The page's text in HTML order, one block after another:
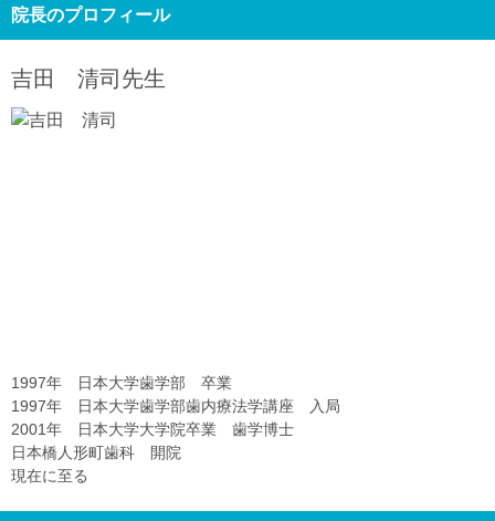
院長のプロフィール
吉田 清司 先生
1997年 日本大学歯学部 卒業
1997年 日本大学歯学部歯内療法学講座 入局
2001年 日本大学大学院卒業 歯学博士
日本橋人形町歯科 開院
現在に至る